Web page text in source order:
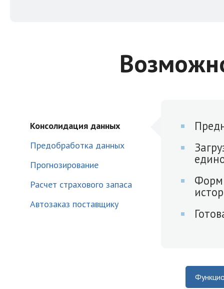
Консолидация данных
Предобработка данных
Прогнозирование
Расчет страхового запаса
Автозаказ поставщику